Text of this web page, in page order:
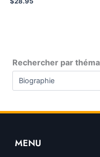
Rechercher par
MENU